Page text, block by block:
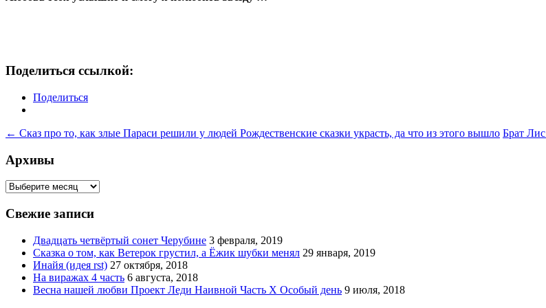
Поделиться ссылкой:
Поделиться
Навигация
по
записям
← Сказ про то, как злые Параси решили у людей Рождественские сказки украсть, да что из этого вышло Брат
Архивы
Архивы
Свежие записи
Двадцать четвёртый сонет Черубине 3 февраля, 2019
Сказка о том, как Ветерок грустил, а Ёжик шубки менял 29 января, 2019
Инайя (идея rst) 27 октября, 2018
На виражах 4 часть 6 августа, 2018
Весна нашей любви Проект Леди Наивной Часть Х Особый день 9 июля, 2018